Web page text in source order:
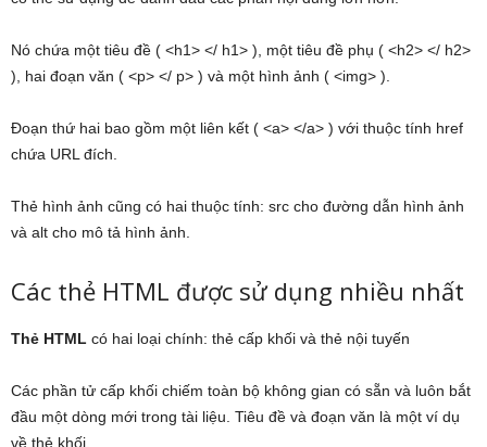
Nó chứa một tiêu đề ( <h1> </ h1> ), một tiêu đề phụ ( <h2> </ h2>
), hai đoạn văn ( <p> </ p> ) và một hình ảnh ( <img> ).
Đoạn thứ hai bao gồm một liên kết ( <a> </a> ) với thuộc tính href
chứa URL đích.
Thẻ hình ảnh cũng có hai thuộc tính: src cho đường dẫn hình ảnh
và alt cho mô tả hình ảnh.
Các thẻ HTML được sử dụng nhiều nhất
Thẻ HTML có hai loại chính: thẻ cấp khối và thẻ nội tuyến
Các phần tử cấp khối chiếm toàn bộ không gian có sẵn và luôn bắt
đầu một dòng mới trong tài liệu. Tiêu đề và đoạn văn là một ví dụ
về thẻ khối.